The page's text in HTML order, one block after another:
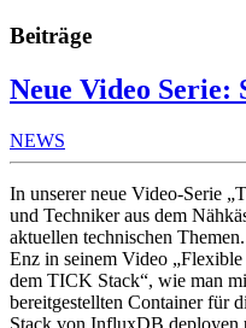
Beiträge
Neue Video Serie:
NEWS
In unserer neue Video-Serie
und Techniker aus dem
aktuellen technischen
Enz in seinem Video
dem TICK Stack“, wie man
bereitgestellten Container
Stack von InfluxDB deployen